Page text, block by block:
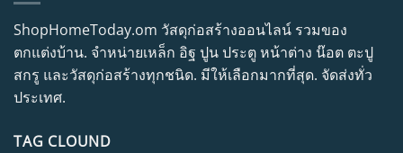
ShopHomeToday.om วัสดุก่อสร้างออนไลน์ รวมของ
ตกแต่งบ้าน. จำหน่ายเหล็ก อิฐ ปูน ประตู หน้าต่าง น๊อต ตะปู
สกรู และวัสดุก่อสร้างทุกชนิด. มีให้เลือกมากที่สุด. จัดส่งทั่ว
ประเทศ.
TAG CLOUND